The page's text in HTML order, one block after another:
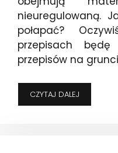
nieuregulowaną.
połapać?
przepisach
przepisów na
CZYTAJ DALEJ
NOWEGO